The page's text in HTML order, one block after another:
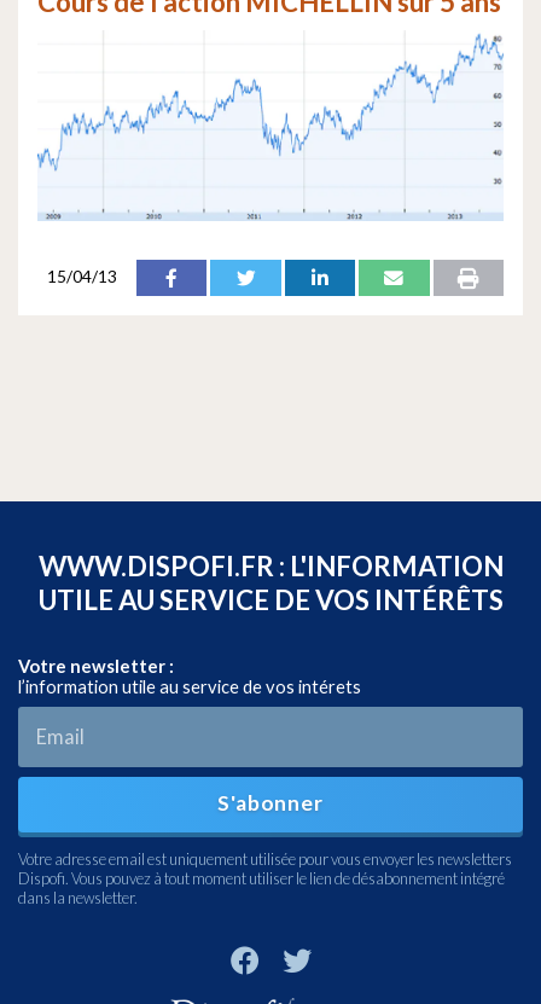
15/04/13
WWW.DISPOFI.FR : L'INFORMATION
UTILE AU SERVICE DE VOS INTÉRÊTS
Votre newsletter :
l’information utile au service de vos intérets
S'abonner
Votre adresse email est uniquement utilisée pour vous envoyer les newsletters
Dispofi. Vous pouvez à tout moment utiliser le lien de désabonnement intégré
dans la newsletter.